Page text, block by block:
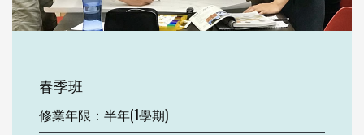
春季班
修業年限：半年(1學期)